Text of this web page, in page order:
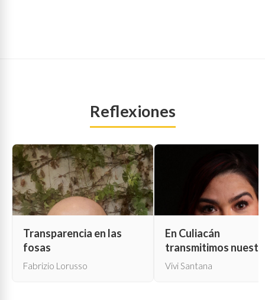
Reflexiones
Transparencia en las
fosas
Fabrizio Lorusso
En Culiacán
transmitimos
propia muerte
Vivi Santana